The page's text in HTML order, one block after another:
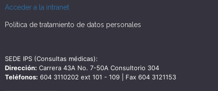
Acceder a la intranet
Política de tratamiento de datos personales
SEDE IPS (Consultas médicas):
Dirección: Carrera 43A No. 7-50A Consultorio 304
Teléfonos: 604 3110202 ext 101 - 109 | Fax 604 3121153